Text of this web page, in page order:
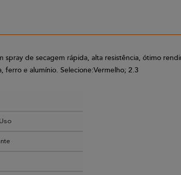
spray de secagem rápida, alta resistência, ótimo
ferro e alumínio. Selecione:Vermelho; 2.3